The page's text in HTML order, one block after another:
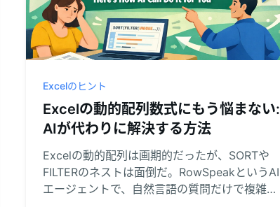
Excelのヒント
Excelの動的配列数式にもう悩まない:
AIが代わりに解決する方法
Excelの動的配列は画期的だったが、SORTや
FILTERのネストは面倒だ。RowSpeakというAI
エージェントで、自然言語の質問だけで複雑な